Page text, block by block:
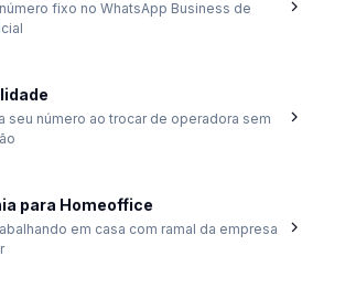
fixo no WhatsApp Business de
seu número ao trocar de operadora sem
para Homeoffice
em casa com ramal da empresa